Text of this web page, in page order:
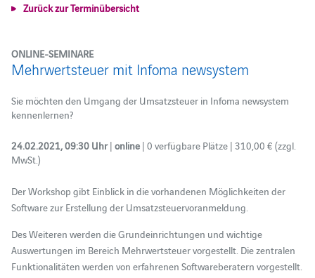
Zurück zur Terminübersicht
ONLINE-SEMINARE
Mehrwertsteuer mit Infoma newsystem
Sie möchten den Umgang der Umsatzsteuer in Infoma newsystem
kennenlernen?
24.02.2021, 09:30 Uhr| online | 0 verfügbare Plätze | 310,00 € (zzgl.
MwSt.)
Der Workshop gibt Einblick in die vorhandenen Möglichkeiten der
Software zur Erstellung der Umsatzsteuervoranmeldung.
Des Weiteren werden die Grundeinrichtungen und wichtige
Auswertungen im Bereich Mehrwertsteuer vorgestellt. Die zentralen
Funktionalitäten werden von erfahrenen Softwareberatern vorgestellt.